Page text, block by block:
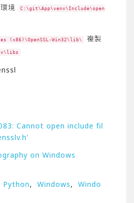
境 C:\git\App\venv\Include\open
(x86)\OpenSSL-Win32\lib\
複製
Cannot open include fil
on Windows
Python, Windows,
Windo